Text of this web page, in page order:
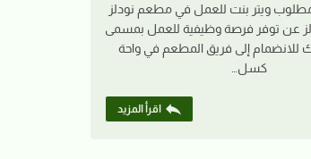
ويتر بنت للعمل في مطعم نودلز
عن توفر فرصة وظيفية للعمل بمسمى
للانضمام إلى فريق المطعم في واحة
كسل…
اقرأ المزيد